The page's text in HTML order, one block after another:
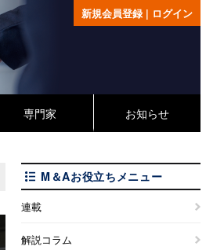
新規会員登録| ログイン
専門家 お知らせ
M＆Aお役立ちメニュー
連載
解説コラム